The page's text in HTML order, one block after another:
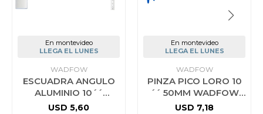
En montevideo
LLEGA EL LUNES
WADFOW
ESCUADRA ANGULO
ALUMINIO 10´´
WADFOW WSR2925
USD 5,60
En montevideo
LLEGA EL LUNES
WADFOW
PINZA PICO LORO 10
´´ 50MM WADFOW
WPL7C10
USD 7,18